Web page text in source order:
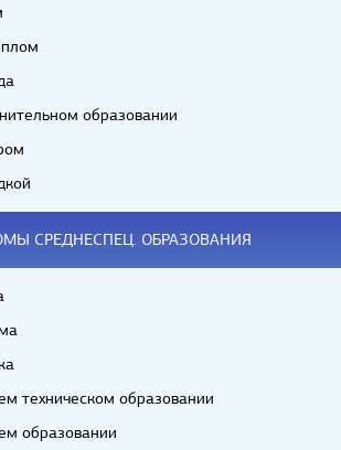
образовании
СРЕДНЕСПЕЦ. ОБРАЗОВАНИЯ
техническом образовании
образовании